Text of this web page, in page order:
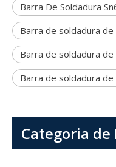
Barra De Soldadura
Barra de soldadura
Barra de soldadura
Barra de soldadura
Categoria de